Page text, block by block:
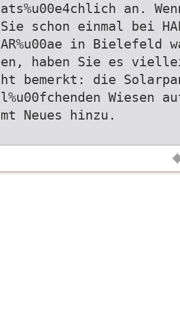
ats%u00e4chlich an.
Sie schon einmal bei
AR%u00ae in Bielefeld
en, haben Sie es
ht bemerkt: die
l%u00fchenden Wiesen